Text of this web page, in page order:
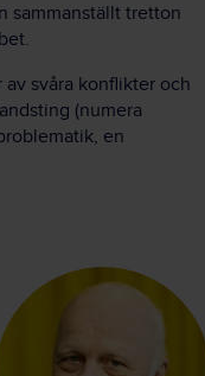
sammanställt tretton
svåra konflikter och
(numera
en